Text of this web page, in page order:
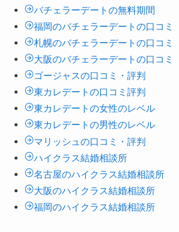
バチェラーデートの無料期間
福岡のバチェラーデートの口コミ
札幌のバチェラーデートの口コミ
大阪のバチェラーデートの口コミ
ゴージャスの口コミ・評判
東カレデートの口コミ評判
東カレデートの女性のレベル
東カレデートの男性のレベル
マリッシュの口コミ・評判
ハイクラス結婚相談所
名古屋のハイクラス結婚相談所
大阪のハイクラス結婚相談所
福岡のハイクラス結婚相談所